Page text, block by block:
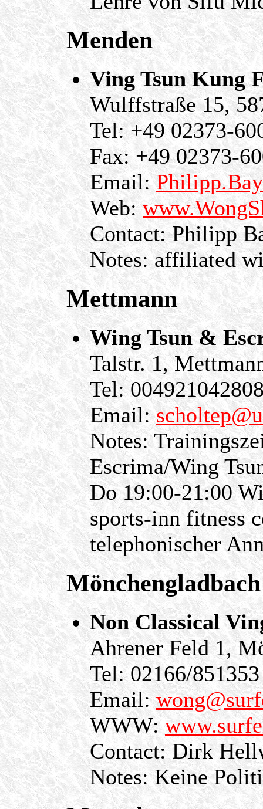
Menden
Ving Tsun Kung
Wulffstraße 15,
Tel: +49 02373-
Fax: +49 02373-
Email:
Web:
Contact: Philipp
Notes: affiliated
Mettmann
Wing Tsun &
Talstr. 1,
Tel:
Email:
Notes:
Escrima/Wing
Do 19:00-21:00
sports-inn fitness
telephonischer
Mönchengladbach
Non Classical
Ahrener Feld 1,
Tel: 02166/851353
Email:
WWW:
Contact: Dirk
Notes: Keine